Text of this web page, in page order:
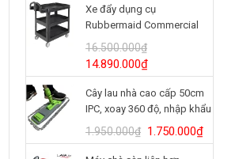
Xe đẩy dụng cụ
Rubbermaid Commercial
BRUTE® 3 tầng
Model/SKU: 2196862
16.500.000₫
Giá
gốc
là:
16.500.000₫.
14.890.000₫Giá
hiện
tại
là:
14.890.000₫.
Cây lau nhà cao cấp 50cm
IPC, xoay 360 độ, nhập khẩu
Italy
1.950.000₫ Giá
gốc
1.750.000₫Giá
hiện